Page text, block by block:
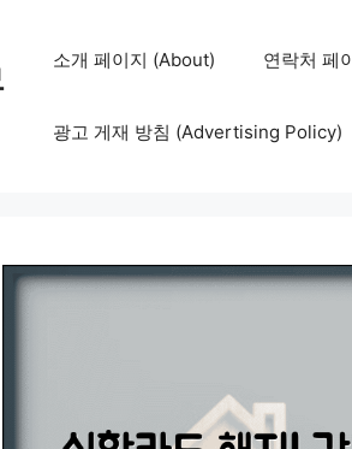
소개 페이지 (About) 연락처 페
광고 게재 방침 (Advertising Policy)